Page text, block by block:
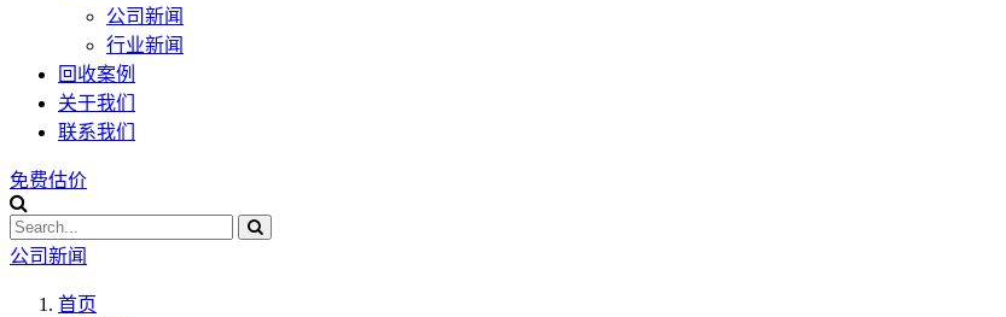
公司新闻
行业新闻
回收案例
关于我们
联系我们
免费估价
公司新闻
首页